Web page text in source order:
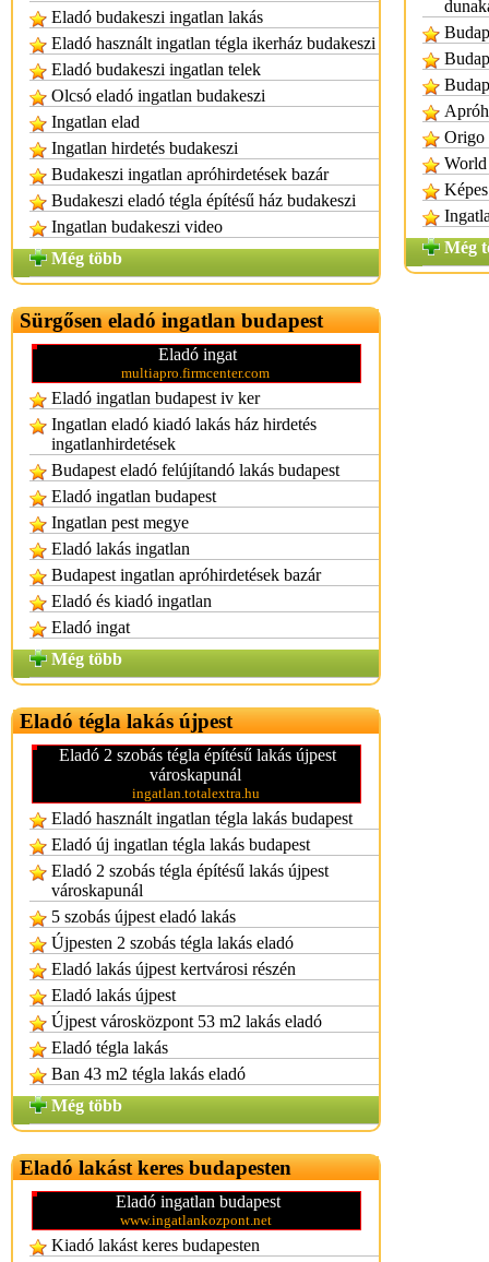
Eladó budakeszi ingatlan lakás
Eladó használt ingatlan tégla ikerház budakeszi
Eladó budakeszi ingatlan telek
Olcsó eladó ingatlan budakeszi
Ingatlan elad
Ingatlan hirdetés budakeszi
Budakeszi ingatlan apróhirdetések bazár
Budakeszi eladó tégla építésű ház budakeszi
Ingatlan budakeszi video
Még több
Sürgősen eladó ingatlan budapest
Eladó ingat
multiapro.firmcenter.com
Eladó ingatlan budapest iv ker
Ingatlan eladó kiadó lakás ház hirdetés
ingatlanhirdetések
Budapest eladó felújítandó lakás budapest
Eladó ingatlan budapest
Ingatlan pest megye
Eladó lakás ingatlan
Budapest ingatlan apróhirdetések bazár
Eladó és kiadó ingatlan
Eladó ingat
Még több
Eladó tégla lakás újpest
Eladó 2 szobás tégla építésű lakás újpest
városkapunál
ingatlan.totalextra.hu
Eladó használt ingatlan tégla lakás budapest
Eladó új ingatlan tégla lakás budapest
Eladó 2 szobás tégla építésű lakás újpest
városkapunál
5 szobás újpest eladó lakás
Újpesten 2 szobás tégla lakás eladó
Eladó lakás újpest kertvárosi részén
Eladó lakás újpest
Újpest városközpont 53 m2 lakás eladó
Eladó tégla lakás
Ban 43 m2 tégla lakás eladó
Még több
Eladó lakást keres budapesten
Eladó ingatlan budapest
www.ingatlankozpont.net
Kiadó lakást keres budapesten
Origo
World
Még